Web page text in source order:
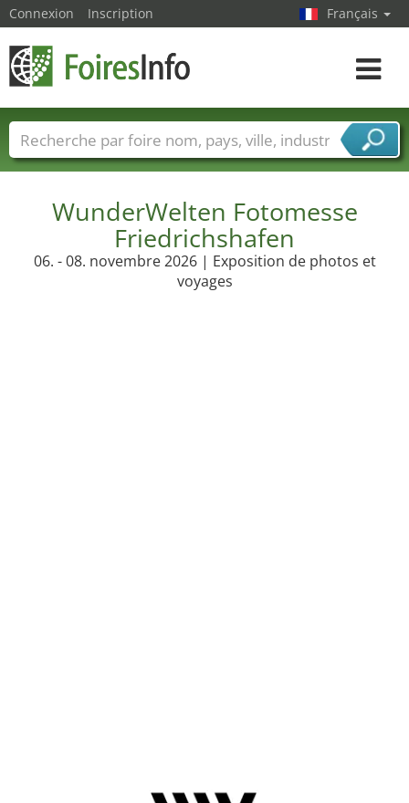
WunderWelten Fotomesse
Friedrichshafen
06. - 08. novembre 2026 | Exposition de photos et
voyages
Connexion Inscription Français
Toggle
Foire noms Pays Villes
Secteurs de foire